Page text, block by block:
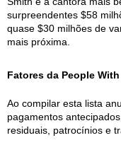
surpreendentes $58
quase $30 milhões de
mais próxima.
Fatores da People
Ao compilar esta lista
pagamentos
residuais, patrocínios e